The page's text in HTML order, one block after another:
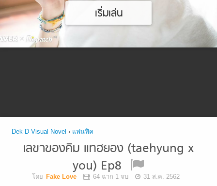
เริ่มเล่น
Dek-D Visual Novel › แฟนฟิค
เลขาของคิม แทฮยอง (taehyung x
you) Ep8
โดย Fake Love 64 ฉาก 1 จบ
31 ส.ค. 2562